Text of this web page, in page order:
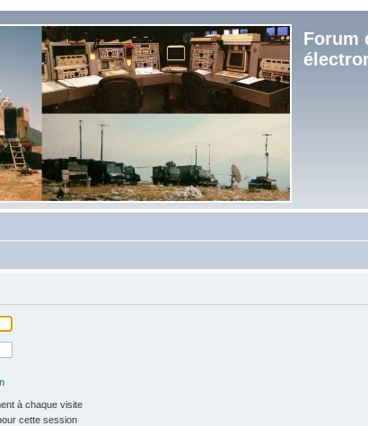
Forum
à chaque visite
cette session